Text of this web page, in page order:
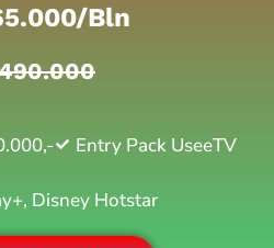
bln
Entry Pack UseeTV
Disney Hotstar